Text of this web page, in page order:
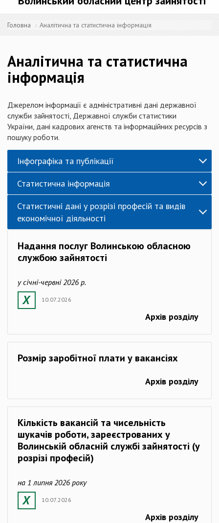
Головна Аналітична та статистична інформація
Аналітична та статистична
інформація
Джерелом інформації є адміністративні дані державної
служби зайнятості, Державної служби статистики
України, дані кадрових агенств та інформаційних ресурсів з
пошуку роботи.
Інфографіка та публікації
Статистична інформація
Статистичні дані у розрізі професій та видів
економічної діяльності
Надання послуг Волинською обласною
службою зайнятості
у січні-червні 2026 р.
10.07.2026
Архів розділу
Розмір заробітної плати у вакансіях
Архів розділу
Кількість вакансій та чисельність
шукачів роботи, зареєстрованих у
Волинській обласній службі зайнятості (у
розрізі професій)
на 1 липня 2026 року
10.07.2026
Архів розділу